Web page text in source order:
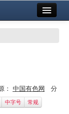
： 中国有色网 分
中字号 常规